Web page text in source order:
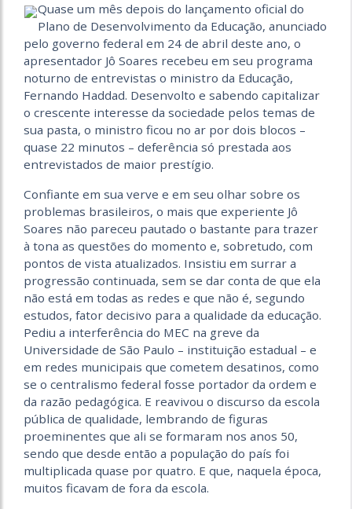
Quase um mês depois do lançamento oficial do
Plano de Desenvolvimento da Educação, anunciado
pelo governo federal em 24 de abril deste ano, o
apresentador Jô Soares recebeu em seu programa
noturno de entrevistas o ministro da Educação,
Fernando Haddad. Desenvolto e sabendo capitalizar
o crescente interesse da sociedade pelos temas de
sua pasta, o ministro ficou no ar por dois blocos –
quase 22 minutos – deferência só prestada aos
entrevistados de maior prestígio.
Confiante em sua verve e em seu olhar sobre os
problemas brasileiros, o mais que experiente Jô
Soares não pareceu pautado o bastante para trazer
à tona as questões do momento e, sobretudo, com
pontos de vista atualizados. Insistiu em surrar a
progressão continuada, sem se dar conta de que ela
não está em todas as redes e que não é, segundo
estudos, fator decisivo para a qualidade da educação.
Pediu a interferência do MEC na greve da
Universidade de São Paulo – instituição estadual – e
em redes municipais que cometem desatinos, como
se o centralismo federal fosse portador da ordem e
da razão pedagógica. E reavivou o discurso da escola
pública de qualidade, lembrando de figuras
proeminentes que ali se formaram nos anos 50,
sendo que desde então a população do país foi
multiplicada quase por quatro. E que, naquela época,
muitos ficavam de fora da escola.